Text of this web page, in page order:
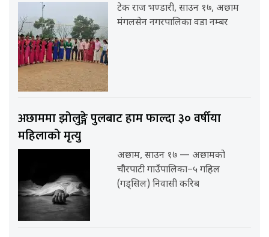
टेक राज भण्डारी, साउन १७, अछाम
मंगलसेन नगरपालिका वडा नम्बर
अछाममा झोलुङ्गे पुलबाट हाम फाल्दा ३० वर्षीया
महिलाको मृत्यु
अछाम, साउन १७ — अछामको
चौरपाटी गाउँपालिका–५ गहिल
(गड्सिल) निवासी करिब